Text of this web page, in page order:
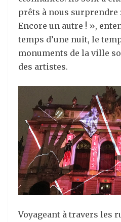
prêts à nous surprendre
Encore un autre ! »,
temps d’une nuit, le
monuments de la ville
des artistes.
Voyageant à travers les